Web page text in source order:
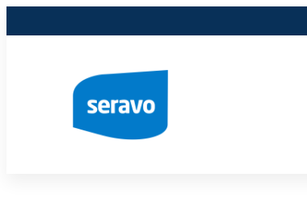
sisältöön